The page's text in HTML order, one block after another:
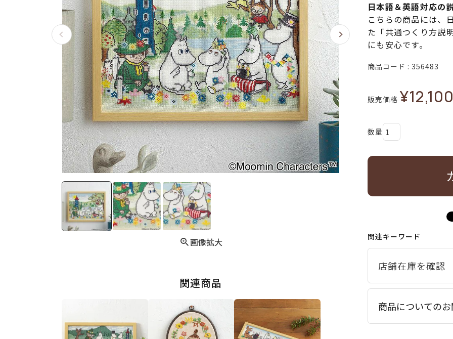
画像拡大
関連商品
日本語＆英語対応の
こちらの商品には、
た「共通つくり方説
にも安心です。
商品コード 356483
販売価格 ¥12,100
関連キーワード
商品についての